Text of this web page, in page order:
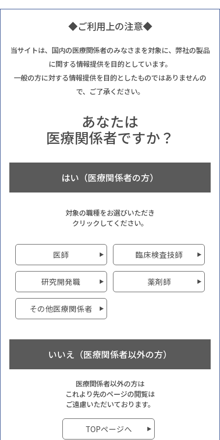
◆ご利用上の注意◆
当サイトは、国内の医療関係者のみなさまを対象に、弊社の製品
に関する情報提供を目的としています。
一般の方に対する情報提供を目的としたものではありませんの
で、ご了承ください。
あなたは
医療関係者ですか？
はい（医療関係者の方）
対象の職種をお選びいただき
クリックしてください。
医師 臨床検査技師
研究開発職 薬剤師
その他医療関係者
いいえ（医療関係者以外の方）
医療関係者以外の方は
これより先のページの閲覧は
ご遠慮いただいております。
TOPページへ